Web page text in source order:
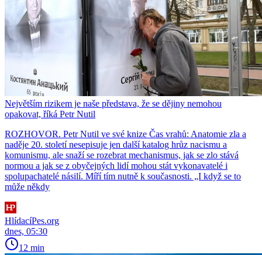
Největším rizikem je naše představa, že se dějiny nemohou
opakovat, říká Petr Nutil
ROZHOVOR. Petr Nutil ve své knize Čas vrahů: Anatomie zla a
naděje 20. století nesepisuje jen další katalog hrůz nacismu a
komunismu, ale snaží se rozebrat mechanismus, jak se zlo stává
normou a jak se z obyčejných lidí mohou stát vykonavatelé i
spolupachatelé násilí. Míří tím nutně k současnosti. „I když se to
může někdy
HlídacíPes.org
dnes, 05:30
12 min